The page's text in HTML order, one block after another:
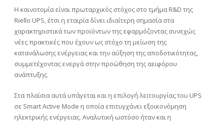
Η καινοτομία είναι πρωταρχικός στόχος στο τμήμα R&D της
Riello UPS, έτσι η εταιρία δίνει ιδιαίτερη σημασία στα
χαρακτηριστικά των προϊόντων της εφαρμόζοντας συνεχώς
νέες πρακτικές που έχουν ως στόχο τη μείωση της
κατανάλωσης ενέργειας και την αύξηση της αποδοτικότητας,
συμμετέχοντας ενεργά στην προώθηση της αειφόρου
ανάπτυξης.
Στα πλαίσια αυτά υπάγεται και η επιλογή λειτουργίας του UPS
σε Smart Active Mode η οποία επιτυγχάνει εξοικονόμηση
ηλεκτρικής ενέργειας. Αναλυτική ωστόσο ήταν και η